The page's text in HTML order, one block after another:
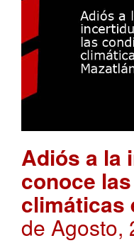
Adiós a la
conoce
climáticas
de Agosto,